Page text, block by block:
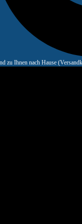
zu Ihnen nach Hause